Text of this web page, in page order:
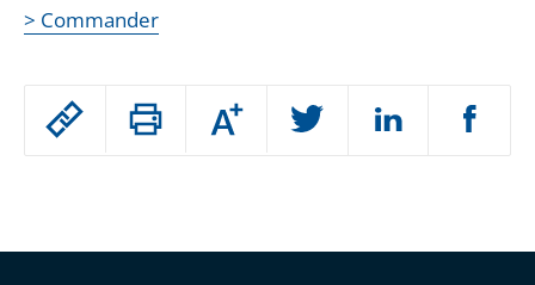
Passer
Augmenter
ou
> Commander